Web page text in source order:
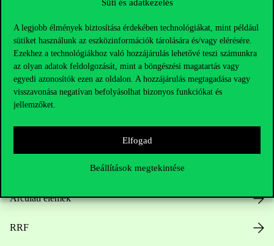
Süti és adatkezelés
A legjobb élmények biztosítása érdekében technológiákat, mint például
sütiket használunk az eszközinformációk tárolására és/vagy elérésére.
Ezekhez a technológiákhoz való hozzájárulás lehetővé teszi számunkra
az olyan adatok feldolgozását, mint a böngészési magatartás vagy
egyedi azonosítók ezen az oldalon. A hozzájárulás megtagadása vagy
visszavonása negatívan befolyásolhat bizonyos funkciókat és
jellemzőket.
Elfogad
Beállítások megtekintése
Hasznos linkek
Nyitvatartás
Házirend
Arculati elemek
RRF